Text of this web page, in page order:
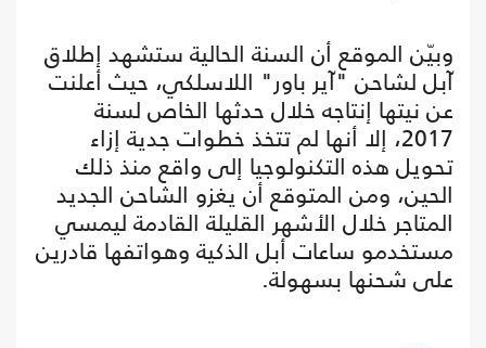
وبيّن الموقع أن السنة الحالية ستشهد إطلاق
آبل لشاحن "آير باور" اللاسلكي، حيث أعلنت
عن نيتها إنتاجه خلال حدثها الخاص لسنة
2017، إلا أنها لم تتخذ خطوات جدية إزاء
تحويل هذه التكنولوجيا إلى واقع منذ ذلك
الحين، ومن المتوقع أن يغزو الشاحن الجديد
المتاجر خلال الأشهر القليلة القادمة ليمسي
مستخدمو ساعات أبل الذكية وهواتفها قادرين
على شحنها بسهولة.